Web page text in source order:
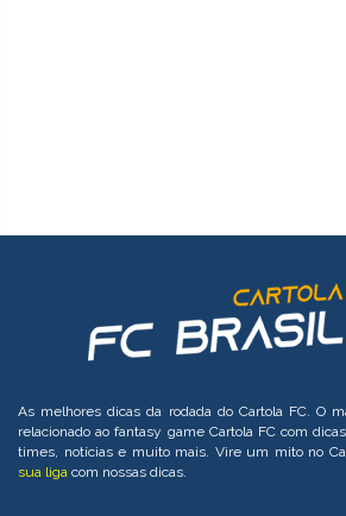
As melhores dicas da rodada do Cartola FC. O
relacionado ao fantasy game Cartola FC com
times, notícias e muito mais. Vire um mito no
sua liga com nossas dicas.